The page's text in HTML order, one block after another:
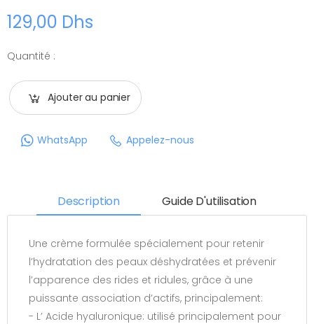
129,00 Dhs
Quantité :
Ajouter au panier
WhatsApp Appelez-nous
Description Guide D'utilisation
Une crème formulée spécialement pour retenir
l’hydratation des peaux déshydratées et prévenir
l’apparence des rides et ridules, grâce à une
puissante association d’actifs, principalement:
- L’ Acide hyaluronique: utilisé principalement pour